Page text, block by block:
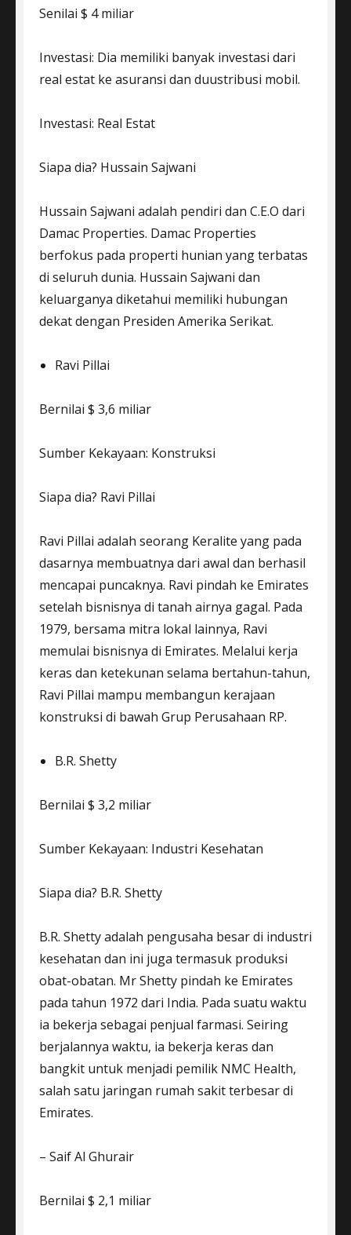
Senilai $ 4 miliar
Investasi: Dia memiliki banyak investasi dari
real estat ke asuransi dan duustribusi mobil.
Investasi: Real Estat
Siapa dia? Hussain Sajwani
Hussain Sajwani adalah pendiri dan C.E.O dari
Damac Properties. Damac Properties
berfokus pada properti hunian yang terbatas
di seluruh dunia. Hussain Sajwani dan
keluarganya diketahui memiliki hubungan
dekat dengan Presiden Amerika Serikat.
Ravi Pillai
Bernilai $ 3,6 miliar
Sumber Kekayaan: Konstruksi
Siapa dia? Ravi Pillai
Ravi Pillai adalah seorang Keralite yang pada
dasarnya membuatnya dari awal dan berhasil
mencapai puncaknya. Ravi pindah ke Emirates
setelah bisnisnya di tanah airnya gagal. Pada
1979, bersama mitra lokal lainnya, Ravi
memulai bisnisnya di Emirates. Melalui kerja
keras dan ketekunan selama bertahun-tahun,
Ravi Pillai mampu membangun kerajaan
konstruksi di bawah Grup Perusahaan RP.
B.R. Shetty
Bernilai $ 3,2 miliar
Sumber Kekayaan: Industri Kesehatan
Siapa dia? B.R. Shetty
B.R. Shetty adalah pengusaha besar di industri
kesehatan dan ini juga termasuk produksi
obat-obatan. Mr Shetty pindah ke Emirates
pada tahun 1972 dari India. Pada suatu waktu
ia bekerja sebagai penjual farmasi. Seiring
berjalannya waktu, ia bekerja keras dan
bangkit untuk menjadi pemilik NMC Health,
salah satu jaringan rumah sakit terbesar di
Emirates.
– Saif Al Ghurair
Bernilai $ 2,1 miliar